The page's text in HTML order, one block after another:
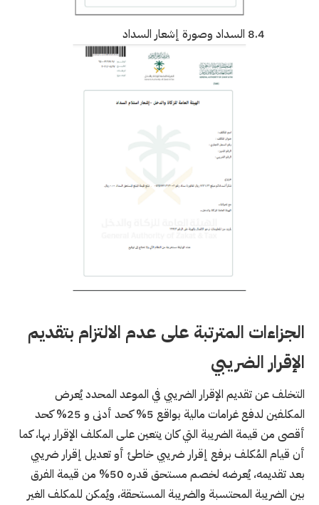
الجزاءات المترتبة على عدم الالتزام بتقديم
الإقرار الضريبي
التخلف عن تقديم الإقرار الضريبي في الموعد المحدد يُعرض
المكلفين لدفع غرامات مالية بواقع 5% كحد أدنى و 25% كحد
أقصى من قيمة الضريبة التي كان يتعين على المكلف الإقرار بها، كما
أن قيام المُكلف برفع إقرار ضريبي خاطئ أو تعديل إقرار ضريبي
بعد تقديمه، يُعرضه لخصم مستحق قدره 50% من قيمة الفرق
بين الضريبة المحتسبة والضريبة المستحقة، ويُمكن للمكلف الغير